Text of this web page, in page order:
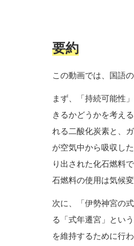
要約
この動画では、国語
まず、「持続可能性
きるかどうかを考え
れる二酸化炭素と、
が空気中から吸収し
り出された化石燃料
石燃料の使用は気候
次に、「伊勢神宮の
る「式年遷宮」とい
を維持するために行